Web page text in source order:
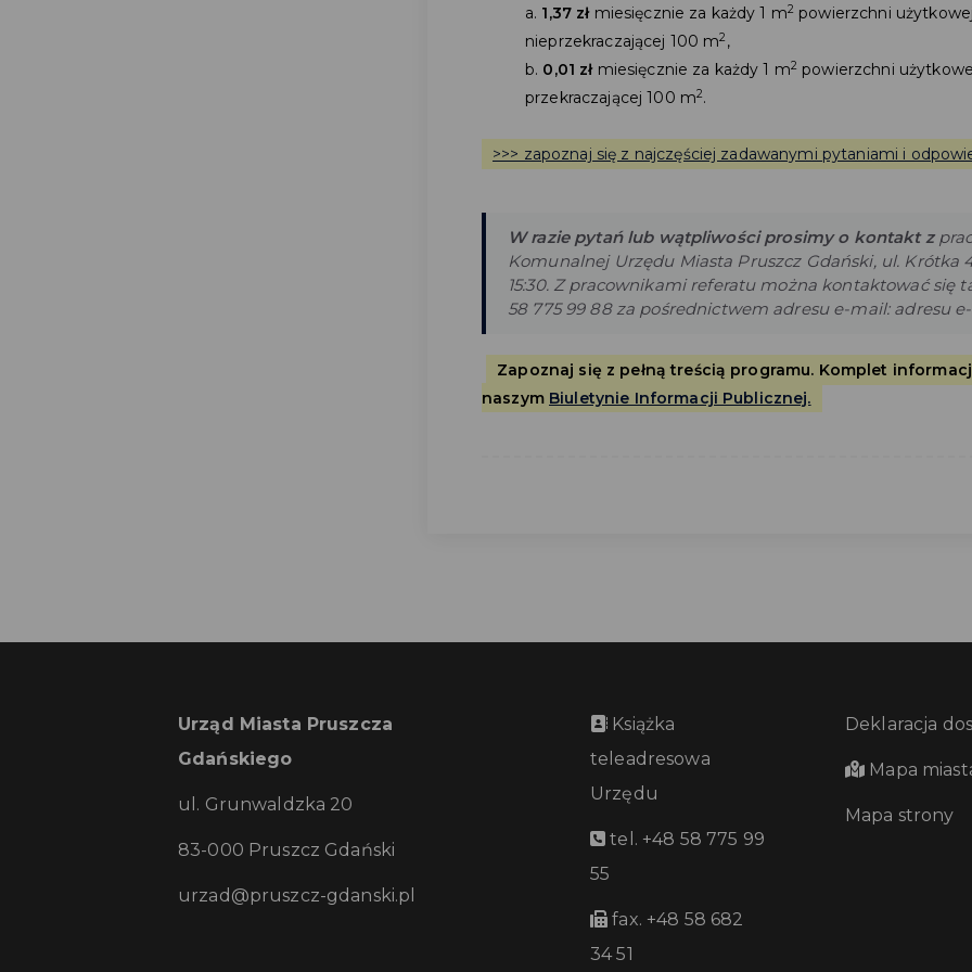
a. 1,37 zł miesięcznie za każdy 1 m2 powierzchni
nieprzekraczającej 100 m2 ,
b. 0,01 złmiesięcznie za każdy 1 m2 powierzchni
przekraczającej 100 m2.
>>> zapoznaj się z najczęściej zadawanymi pytaniami i
W razie pytań lub wątpliwości prosimy o kontakt z
Komunalnej Urzędu Miasta Pruszcz Gdański, ul. Krótka
15:30. Z pracownikami referatu można kontaktować się
58 775 99 88 za pośrednictwem adresu e-mail: adresu
Zapoznaj się z pełną treścią programu. Komplet
naszym Biuletynie Informacji Publicznej.
Urząd Miasta Pruszcza
Gdańskiego
ul. Grunwaldzka 20
83-000 Pruszcz Gdański
urzad@pruszcz-gdanski.pl
Książka
teleadresowa
Urzędu
tel. +48 58 775 99
55
fax. +48 58 682
34 51
Deklaracja
Mapa
Mapa strony